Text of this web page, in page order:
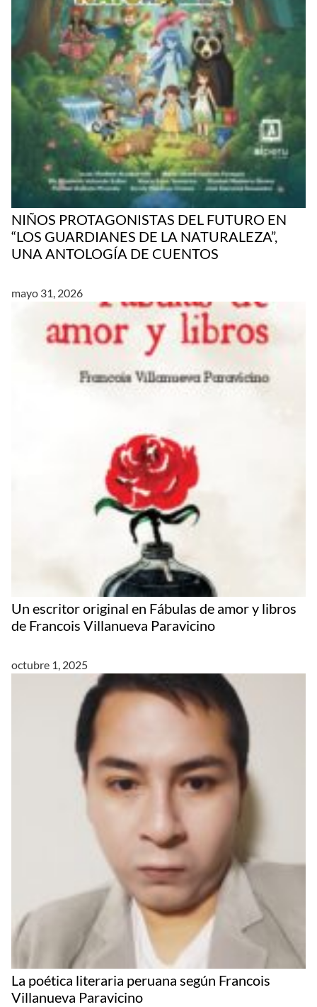
NIÑOS PROTAGONISTAS DEL FUTURO EN
“LOS GUARDIANES DE LA NATURALEZA”,
UNA ANTOLOGÍA DE CUENTOS
mayo 31, 2026
Un escritor original en Fábulas de amor y libros
de Francois Villanueva Paravicino
octubre 1, 2025
La poética literaria peruana según Francois
Villanueva Paravicino